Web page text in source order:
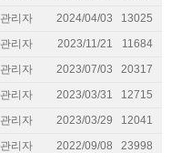
관리자 2024/04/03 13025
관리자 2023/11/21 11684
관리자 2023/07/03 20317
관리자 2023/03/31 12715
관리자 2023/03/29 12041
관리자 2022/09/08 23998